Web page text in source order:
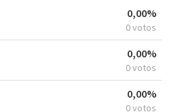
0,00%
0 votos
0,00%
0 votos
0,00%
0 votos